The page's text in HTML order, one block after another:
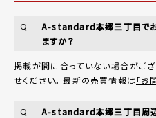
Q
A-standard本郷三丁目で
ますか？
掲載が間に合っていない場合がご
せください。 最新の売買情報は「お
Q
A-standard本郷三丁目周